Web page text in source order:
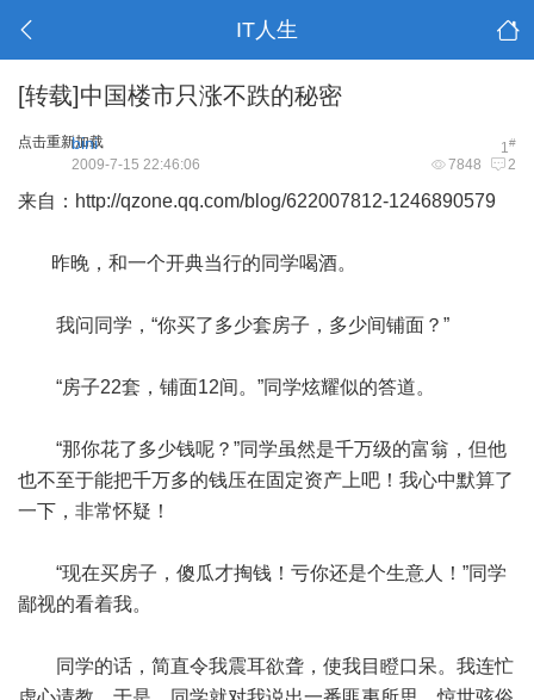
IT人生
[转载]中国楼市只涨不跌的秘密
点击重新加载 1#
bini
7848 2
2009-7-15 22:46:06
来自： http://qzone.qq.com/blog/622007812-1246890579
昨晚，和一个开典当行的同学喝酒。
我问同学，“你买了多少套房子，多少间铺面？”
“房子22套，铺面12间。”同学炫耀似的答道。
“那你花了多少钱呢？”同学虽然是千万级的富翁，但他
也不至于能把千万多的钱压在固定资产上吧！我心中默算了
一下，非常怀疑！
“现在买房子，傻瓜才掏钱！亏你还是个生意人！”同学
鄙视的看着我。
同学的话，简直令我震耳欲聋，使我目瞪口呆。我连忙